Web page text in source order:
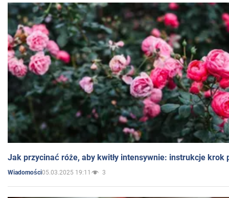
Jak przycinać róże, aby kwitły intensywnie: instrukcje krok
Wiadomości05.03.2025 19:11 3